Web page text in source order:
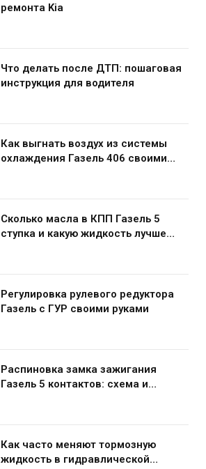
ремонта Kia
Что делать после ДТП: пошаговая
инструкция для водителя
Как выгнать воздух из системы
охлаждения Газель 406 своими
Сколько масла в КПП Газель 5
ступка и какую жидкость лучше
Регулировка рулевого редуктора
Газель с ГУР своими руками
Распиновка замка зажигания
Газель 5 контактов: схема и
Как часто меняют тормозную
жидкость в гидравлической